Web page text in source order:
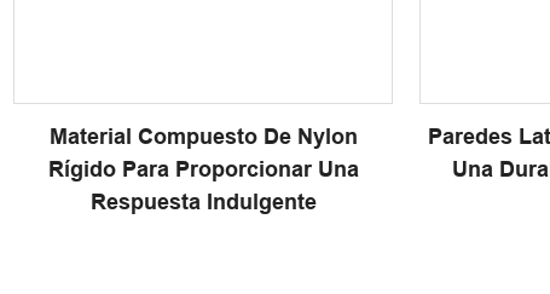
Material Compuesto De Nylon
Rígido Para Proporcionar Una
Respuesta Indulgente
Paredes
Una